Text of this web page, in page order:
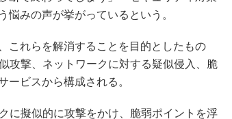
悩みの声が挙がっているという。
れらを解消することを目的としたもの
攻撃、ネットワークに対する疑似侵入、脆
ービスから構成される。
に擬似的に攻撃をかけ、脆弱ポイントを浮